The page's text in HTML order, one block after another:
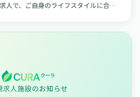
人で、ご自身のライフスタイルに合わ